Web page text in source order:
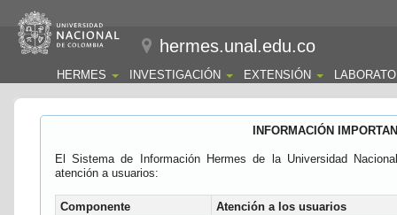
hermes.unal.edu.co
HERMES INVESTIGACIÓN EXTENSIÓN
INFORMACIÓN
El Sistema de Información Hermes de la Universidad
atención a usuarios:
Componente
Atención a los usuarios